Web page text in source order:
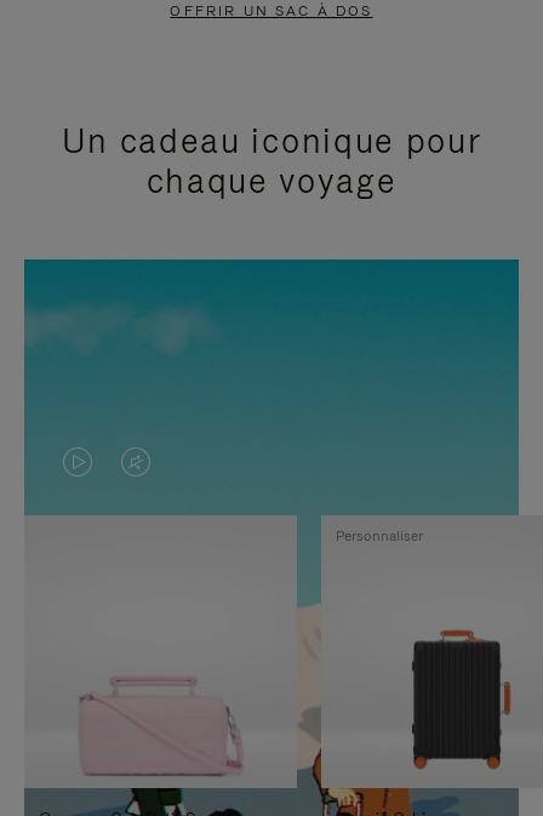
OFFRIR UN SAC À DOS
Un cadeau iconique pour
chaque voyage
LA
VIDÉO
PAUSE,
APPUYEZ
SUR
LE
SON
DÉSACTIVÉ.
VEUILLEZ
Personnaliser